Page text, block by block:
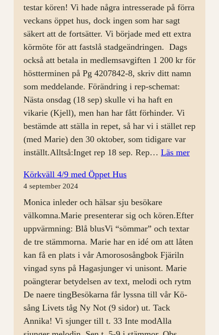
testar kören! Vi hade några intresserade på förra
veckans öppet hus, dock ingen som har sagt
säkert att de fortsätter. Vi började med ett extra
körmöte för att fastslå stadgeändringen. Dags
också att betala in medlemsavgiften 1 200 kr för
höstterminen på Pg 4207842-8, skriv ditt namn
som meddelande. Förändring i rep-schemat:
Nästa onsdag (18 sep) skulle vi ha haft en
vikarie (Kjell), men han har fått förhinder. Vi
bestämde att ställa in repet, så har vi i stället rep
(med Marie) den 30 oktober, som tidigare var
inställt.Alltså:Inget rep 18 sep. Rep… Läs mer:
Körkväll 4/9 med Öppet Hus
4 september 2024
Monica inleder och hälsar sju besökare
välkomna.Marie presenterar sig och kören.Efter
uppvärmning: Blå blusVi “sömmar” och textar
de tre stämmorna. Marie har en idé om att låten
kan få en plats i vår Amorososångbok Fjäriln
vingad syns på Hagasjunger vi unisont. Marie
poängterar betydelsen av text, melodi och rytm
De naere tingBesökarna får lyssna till vår Kö-
sång Livets tåg Ny Not (9 sidor) ut. Tack
Annika! Vi sjunger till t. 33 Inte modAlla